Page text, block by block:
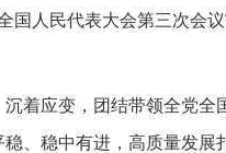
国人民代表大会第三次会
着应变，团结带领全党全
、稳中有进，高质量发展